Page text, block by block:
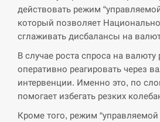
действовать режим
который позволяет
сглаживать дисбалансы на
В случае роста спроса на валюту
оперативно реагировать через
интервенции. Именно это, по
помогает избегать резких
Кроме того, режим “управляемой